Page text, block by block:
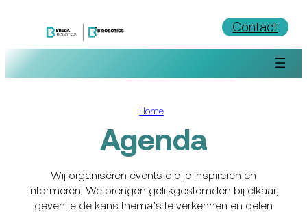
Contact
Home
Agenda
Wij organiseren events die je inspireren en
informeren. We brengen gelijkgestemden bij elkaar,
geven je de kans thema’s te verkennen en delen